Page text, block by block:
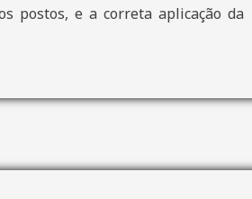
postos, e a correta aplicação